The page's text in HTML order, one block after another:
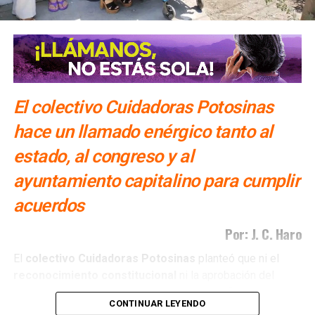
fuga de amoniaco
El colectivo Cuidadoras Potosinas
hace un llamado enérgico tanto al
estado, al congreso y al
ayuntamiento capitalino para cumplir
acuerdos
Por: J. C. Haro
El colectivo Cuidadoras Potosinas
planteó que ni el
de la capital potosinahan sido suficientes para
que estos avances se traduzcan enpolíticas públicas
CONTINUAR LEYENDO